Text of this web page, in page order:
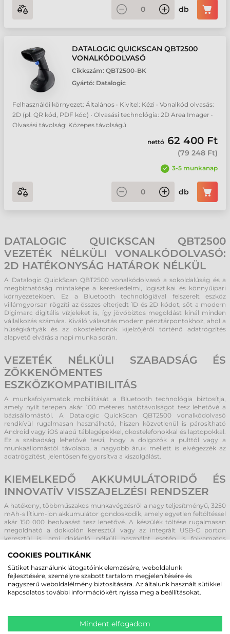
db
DATALOGIC QUICKSCAN QBT2500
VONALKÓDOLVASÓ
Cikkszám: QBT2500-BK
Gyártó: Datalogic
Felhasználói környezet: Általános • Kivitel: Kézi • Vonalkód olvasás:
2D (pl. QR kód, PDF kód) • Olvasási technológia: 2D Area Imager •
Olvasási távolság: Közepes távolságú
nettó 62 400 Ft
(79 248 Ft)
3-5 munkanap
db
DATALOGIC QUICKSCAN QBT2500
VEZETÉK NÉLKÜLI VONALKÓDOLVASÓ:
2D HATÉKONYSÁG HATÁROK NÉLKÜL
A Datalogic QuickScan QBT2500 vonalkódolvasó a sokoldalúság és a
megbízhatóság mintaképe a kereskedelmi, logisztikai és könnyűipari
környezetekben. Ez a Bluetooth technológiával felszerelt eszköz
villámgyorsan rögzíti az összes elterjedt 1D és 2D kódot, sőt a modern
Digimarc digitális vízjeleket is, így jövőbiztos megoldást kínál minden
vállalkozás számára. Kiváló választás modern pénztárpontokhoz, ahol a
hűségkártyák és az okostelefonok kijelzőjéről történő adatrögzítés
alapvető elvárás a napi munka során.
VEZETÉK NÉLKÜLI SZABADSÁG ÉS
ZÖKKENŐMENTES
ESZKÖZKOMPATIBILITÁS
A munkafolyamatok mobilitását a Bluetooth technológia biztosítja,
amely nyílt terepen akár 100 méteres hatótávolságot tesz lehetővé a
bázisállomástól. A Datalogic QuickScan QBT2500 vonalkódolvasó
rendkívül rugalmasan használható, hiszen közvetlenül is párosítható
Android vagy iOS alapú táblagépekkel, okostelefonokkal és laptopokkal.
Ez a szabadság lehetővé teszi, hogy a dolgozók a pulttól vagy a
munkaállomástól távolabb, a nagyobb áruk mellett is elvégezzék az
adatrögzítést, jelentősen felgyorsítva a kiszolgálást.
KIEMELKEDŐ AKKUMULÁTORIDŐ ÉS
INNOVATÍV VISSZAJELZÉSI RENDSZER
A hatékony, többműszakos munkavégzésről a nagy teljesítményű, 3250
mAh-s lítium-ion akkumulátor gondoskodik, amely egyetlen feltöltéssel
akár 150 000 beolvasást tesz lehetővé. A készülék töltése rugalmasan
megoldható a dokkolón keresztül vagy az integrált USB-C porton
keresztül is, ami dokkoló nélküli használat esetén is folyamatos
szabadalmaztatott GreenSpot technológiája nyugtázza, amely egy zöld
vizuális megerősítést ad a felhasználónak.
IPARI TARTÓSSÁGRA TERVEZETT
A Datalogic QuickScan QBT2500 vonalkódolvasó tervezésekor a hosszú
élettartam és a kényelem volt az elsődleges szempont. A mindössze
COOKIES POLITIKÁNK
Sütiket használunk látogatóink elemzésére, weboldalunk
fejlesztésére, személyre szabott tartalom megjelenítésére és
nagyszerű weboldalélmény biztosítására. Az általunk használt sütikkel
kapcsolatos további információkért nyissa meg a beállításokat.
Mindent elfogadom